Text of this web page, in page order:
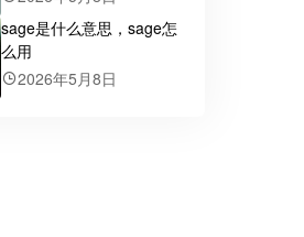
sage是什么意思，sage怎
么用
2026年5月8日